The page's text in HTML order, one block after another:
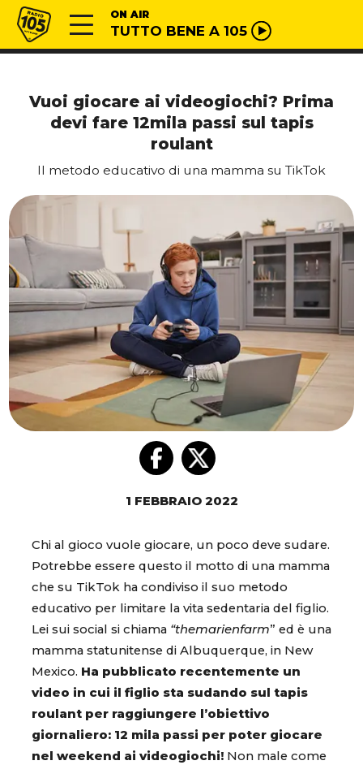
Vai al contenuto
Radio 105 ON AIR
TUTTO BENE A 105
Vuoi giocare ai videogiochi? Prima
devi fare 12mila passi sul tapis
roulant
Il metodo educativo di una mamma su TikTok
1 FEBBRAIO 2022
Chi al gioco vuole giocare, un poco deve sudare.
Potrebbe essere questo il motto di una mamma
che su TikTok ha condiviso il suo metodo
educativo per limitare la vita sedentaria del figlio.
Lei sui social si chiama “themarienfarm” ed è una
mamma statunitense di Albuquerque, in New
Mexico. Ha pubblicato recentemente un
video in cui il figlio sta sudando sul tapis
roulant per raggiungere l’obiettivo
giornaliero: 12 mila passi per poter giocare
nel weekend ai videogiochi! Non male come